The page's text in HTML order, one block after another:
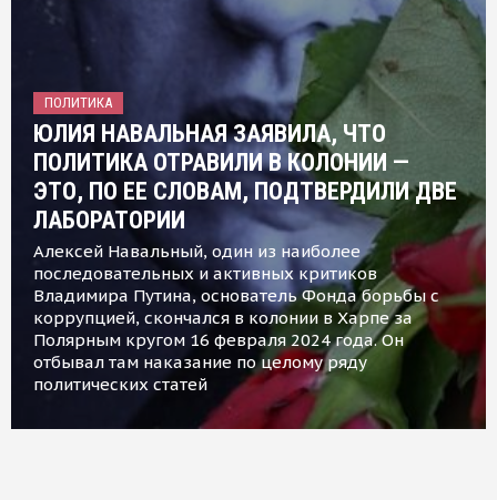
ПОЛИТИКА
ЮЛИЯ НАВАЛЬНАЯ ЗАЯВИЛА, ЧТО
ПОЛИТИКА ОТРАВИЛИ В КОЛОНИИ —
ЭТО, ПО ЕЕ СЛОВАМ, ПОДТВЕРДИЛИ ДВЕ
ЛАБОРАТОРИИ
Алексей Навальный, один из наиболее
последовательных и активных критиков
Владимира Путина, основатель Фонда борьбы с
коррупцией, скончался в колонии в Харпе за
Полярным кругом 16 февраля 2024 года. Он
отбывал там наказание по целому ряду
политических статей